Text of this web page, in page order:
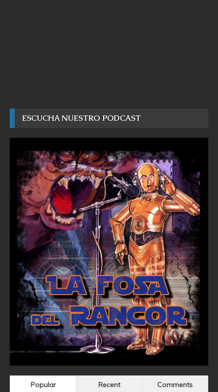
ESCUCHA NUESTRO PODCAST
Popular Recent Comments